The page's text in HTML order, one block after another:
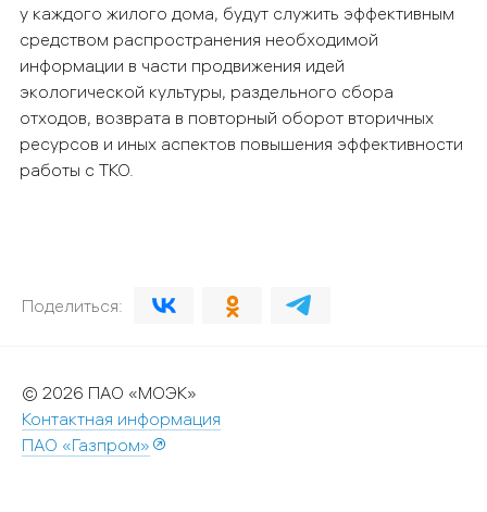
у каждого жилого дома, будут служить эффективным
средством распространения необходимой
информации в части продвижения идей
экологической культуры, раздельного сбора
отходов, возврата в повторный оборот вторичных
ресурсов и иных аспектов повышения эффективности
работы с ТКО.
Поделиться:
© 2026 ПАО «МОЭК»
Контактная информация
ПАО «Газпром»